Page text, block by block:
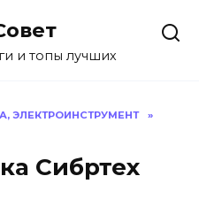
и топы лучших
ЭЛЕКТРОИНСТРУМЕНТ
»
Сибртех